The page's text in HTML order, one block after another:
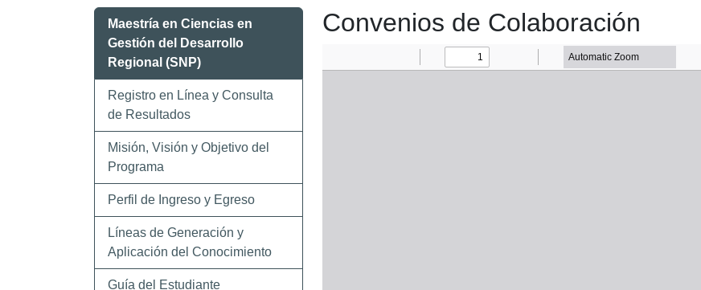
Maestría en Ciencias en
Gestión del Desarrollo
Regional (SNP)
Registro en Línea y Consulta
de Resultados
Misión, Visión y Objetivo del
Programa
Perfil de Ingreso y Egreso
Líneas de Generación y
Aplicación del Conocimiento
Guía del Estudiante
Convenios de Colaboración